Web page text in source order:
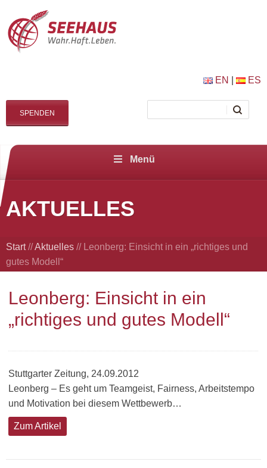
EN ES
SPENDEN
Menü
AKTUELLES
Start//Aktuelles // Leonberg: Einsicht in ein „richtiges und
gutes Modell“
Leonberg: Einsicht in ein
„richtiges und gutes Modell“
Stuttgarter Zeitung, 24.09.2012
Leonberg – Es geht um Teamgeist, Fairness, Arbeitstempo
und Motivation bei diesem Wettbewerb…
Zum Artikel